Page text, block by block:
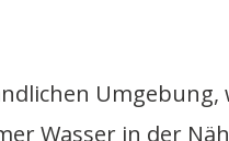
Wasser in der